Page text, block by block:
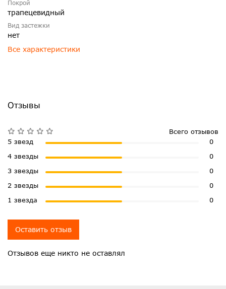
Покрой
трапецевидный
Вид застежки
нет
Все характеристики
Отзывы
Отзывов еще никто не оставлял
Всего отзывов
5 звезд
0
4 звезды
0
3 звезды
0
2 звезды
0
1 звезда
0
Оставить отзыв